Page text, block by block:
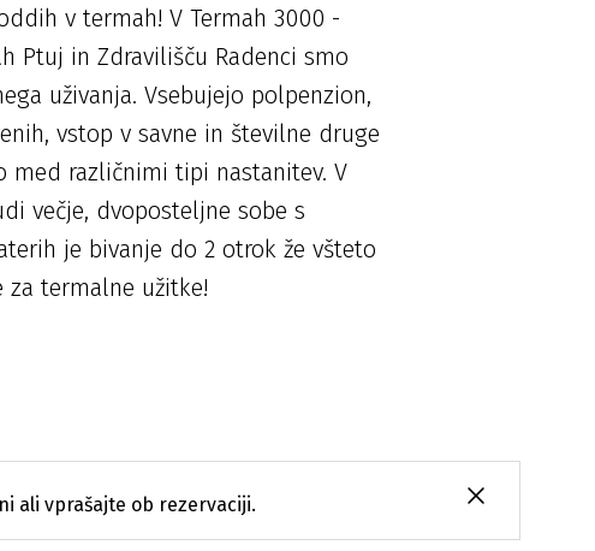
v termah! V Termah 3000 -
Ptuj in Zdravilišču Radenci smo
uživanja. Vsebujejo polpenzion,
vstop v savne in številne druge
med različnimi tipi nastanitev. V
večje, dvoposteljne sobe s
je bivanje do 2 otrok že všteto
za termalne užitke!
ali vprašajte ob rezervaciji.